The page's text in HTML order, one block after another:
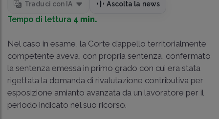
Traduci con IA Ascolta la news
Tempo di lettura 4 min.
Nel caso in esame, la Corte d’appello territorialmente
competente aveva, con propria sentenza, confermato
la sentenza emessa in primo grado con cui era stata
rigettata la domanda di rivalutazione contributiva per
esposizione amianto avanzata da un lavoratore per il
periodo indicato nel suo ricorso.